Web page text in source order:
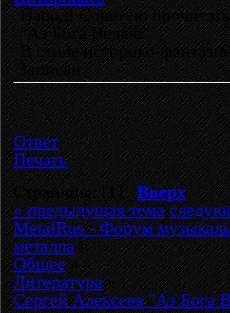
Народ! Советую
"Аз Бога Ведаю".
В стиле историко-
Записан
Ответ
Печать
Страницы: [1]Вверх
« предыдущая тема
MetalRus - Форум
металла»
Общее»
Литература»
Сергей Алексеев "Аз Бога